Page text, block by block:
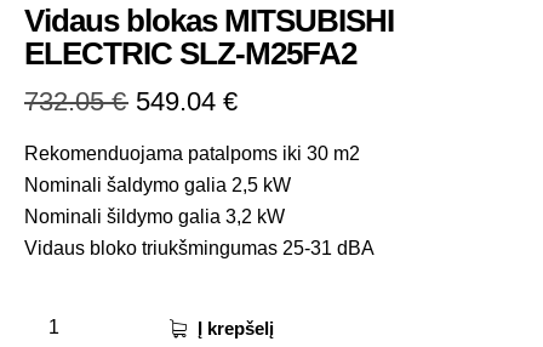
Vidaus blokas MITSUBISHI
ELECTRIC SLZ-M25FA2
732.05€ 549.04 €
Rekomenduojama patalpoms iki 30 m2
Nominali šaldymo galia 2,5 kW
Nominali šildymo galia 3,2 kW
Vidaus bloko triukšmingumas 25-31 dBA
Į krepšelį